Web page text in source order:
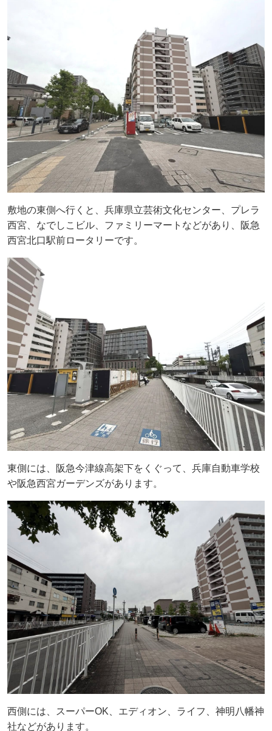
敷地の東側へ行くと、兵庫県立芸術文化センター、プレラ
西宮、なでしこビル、ファミリーマートなどがあり、阪急
西宮北口駅前ロータリーです。
東側には、阪急今津線高架下をくぐって、兵庫自動車学校
や阪急西宮ガーデンズがあります。
西側には、スーパーOK、エディオン、ライフ、神明八幡神
社などがあります。